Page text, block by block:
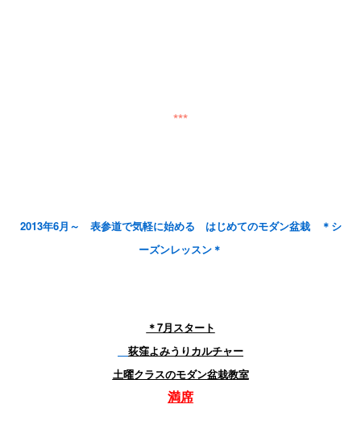
***
2013年6月～ 表参道で気軽に始める はじめてのモダン盆栽 ＊シ
ーズンレッスン＊
＊7月スタート
荻窪よみうりカルチャー
土曜クラスのモダン盆栽教室
満席